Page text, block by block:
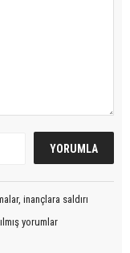
inançlara saldırı
yorumlar